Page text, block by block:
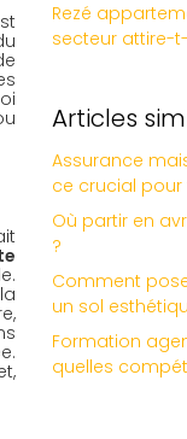
Rezé
secteur attire-
Articles
Assurance
ce crucial
Où partir en
?
Comment
un sol
Formation
quelles